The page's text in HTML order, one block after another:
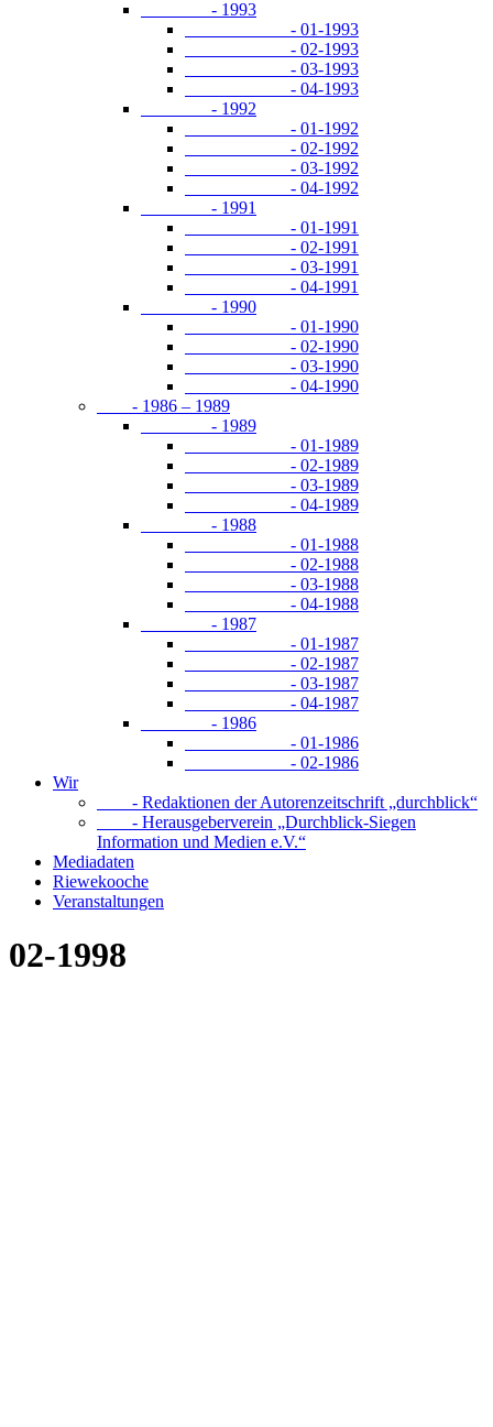
- 1993
- 01-1993
- 02-1993
- 03-1993
- 04-1993
- 1992
- 01-1992
- 02-1992
- 03-1992
- 04-1992
- 1991
- 01-1991
- 02-1991
- 03-1991
- 04-1991
- 1990
- 01-1990
- 02-1990
- 03-1990
- 04-1990
- 1986 – 1989
- 1989
- 01-1989
- 02-1989
- 03-1989
- 04-1989
- 1988
- 01-1988
- 02-1988
- 03-1988
- 04-1988
- 1987
- 01-1987
- 02-1987
- 03-1987
- 04-1987
- 1986
- 01-1986
- 02-1986
Wir
- Redaktionen der Autorenzeitschrift „durchblick“
- Herausgeberverein „Durchblick-Siegen
Information und Medien e.V.“
Mediadaten
Riewekooche
Veranstaltungen
02-1998